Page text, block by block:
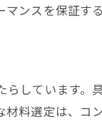
アップ
ンスを保証す
しています。
料選定は、コ